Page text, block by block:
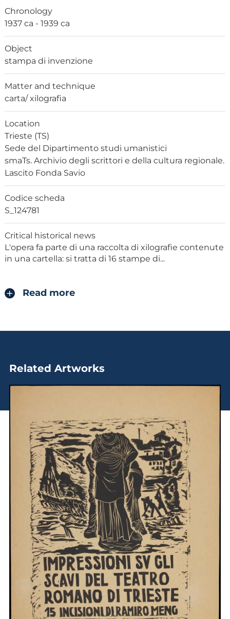
Chronology
1937 ca - 1939 ca
Object
stampa di invenzione
Matter and technique
carta/ xilografia
Location
Trieste (TS)
Sede del Dipartimento studi umanistici
smaTs. Archivio degli scrittori e della cultura regionale.
Lascito Fonda Savio
Codice scheda
S_124781
Critical historical news
L'opera fa parte di una raccolta di xilografie contenute
in una cartella: si tratta di 16 stampe di...
Read more
Related Artworks